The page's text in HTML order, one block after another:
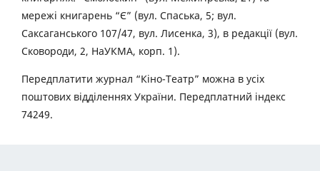
мережі книгарень “Є” (вул. Спаська, 5; вул.
Саксаганського 107/47, вул. Лисенка, 3), в редакції (вул.
Сковороди, 2, НаУКМА, корп. 1).
Передплатити журнал “Кіно-Театр” можна в усіх
поштових відділеннях України. Передплатний індекс
74249.